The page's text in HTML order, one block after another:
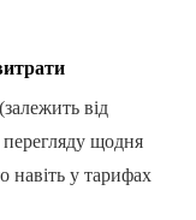
від
щодня
навіть у тарифах